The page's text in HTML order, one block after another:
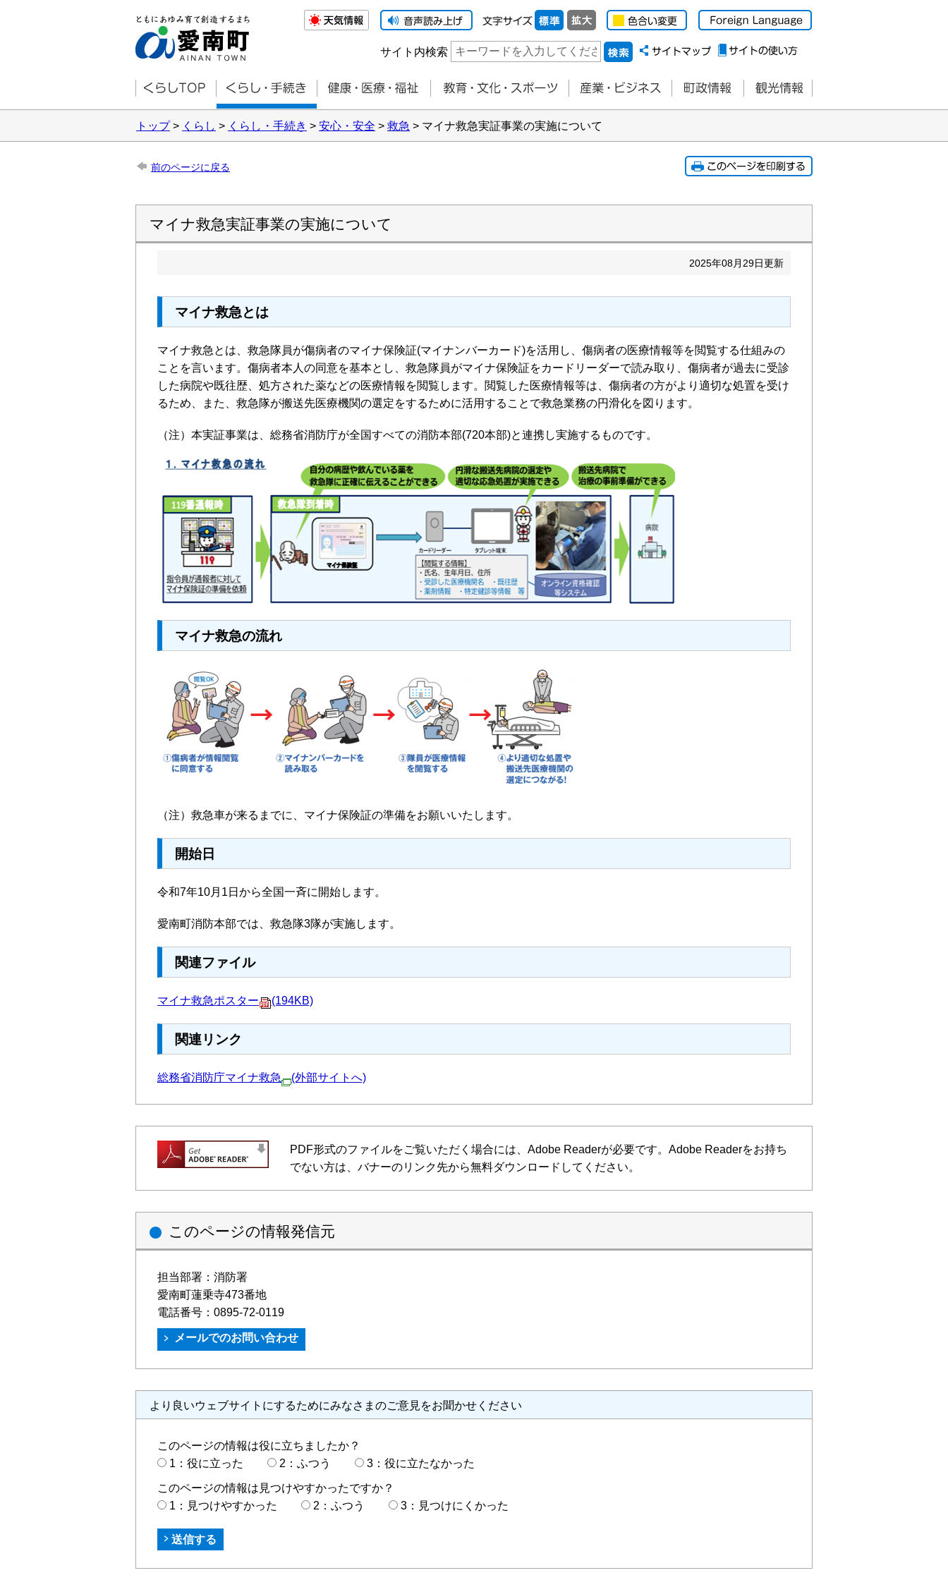
サイト内検索
トップ> くらし > くらし・手続き > 安心・安全 > 救急 > マイナ救急実証事業の実施について
前のページに戻る
マイナ救急実証事業の実施について
2025年08月 29日更新
マイナ救急とは
マイナ救急とは、救急隊員が傷病者のマイナ保険証(マイナンバーカード)を活用し、傷病者の医療情報等を閲覧する仕組みの
ことを言います。傷病者本人の同意を基本とし、救急隊員がマイナ保険証をカードリーダーで読み取り、傷病者が過去に受診
した病院や既往歴、処方された薬などの医療情報を閲覧します。閲覧した医療情報等は、傷病者の方がより適切な処置を受け
るため、また、救急隊が搬送先医療機関の選定をするために活用することで救急業務の円滑化を図ります。
（注）本実証事業は、総務省消防庁が全国すべての消防本部(720本部)と連携し実施するものです。
マイナ救急の流れ
（注）救急車が来るまでに、マイナ保険証の準備をお願いいたします。
開始日
令和7年10月1日から全国一斉に開始します。
愛南町消防本部では、救急隊3隊が実施します。
関連ファイル
マイナ救急ポスター (194KB)
関連リンク
総務省消防庁マイナ救急 (外部サイトへ)
PDF形式のファイルをご覧いただく場合には、Adobe Readerが必要です。Adobe Readerをお持ち
でない方は、バナーのリンク先から無料ダウンロードしてください。
このページの情報発信元
担当部署： 消防署
愛南町蓮乗寺473番地
電話番号： 0895-72-0119
より良いウェブサイトにするためにみなさまのご意見をお聞かせください
このページの情報は役に立ちましたか？
1：役に立った
2：ふつう 3：役に立たなかった
このページの情報は見つけやすかったですか？
1：見つけやすかった
2：ふつう 3：見つけにくかった